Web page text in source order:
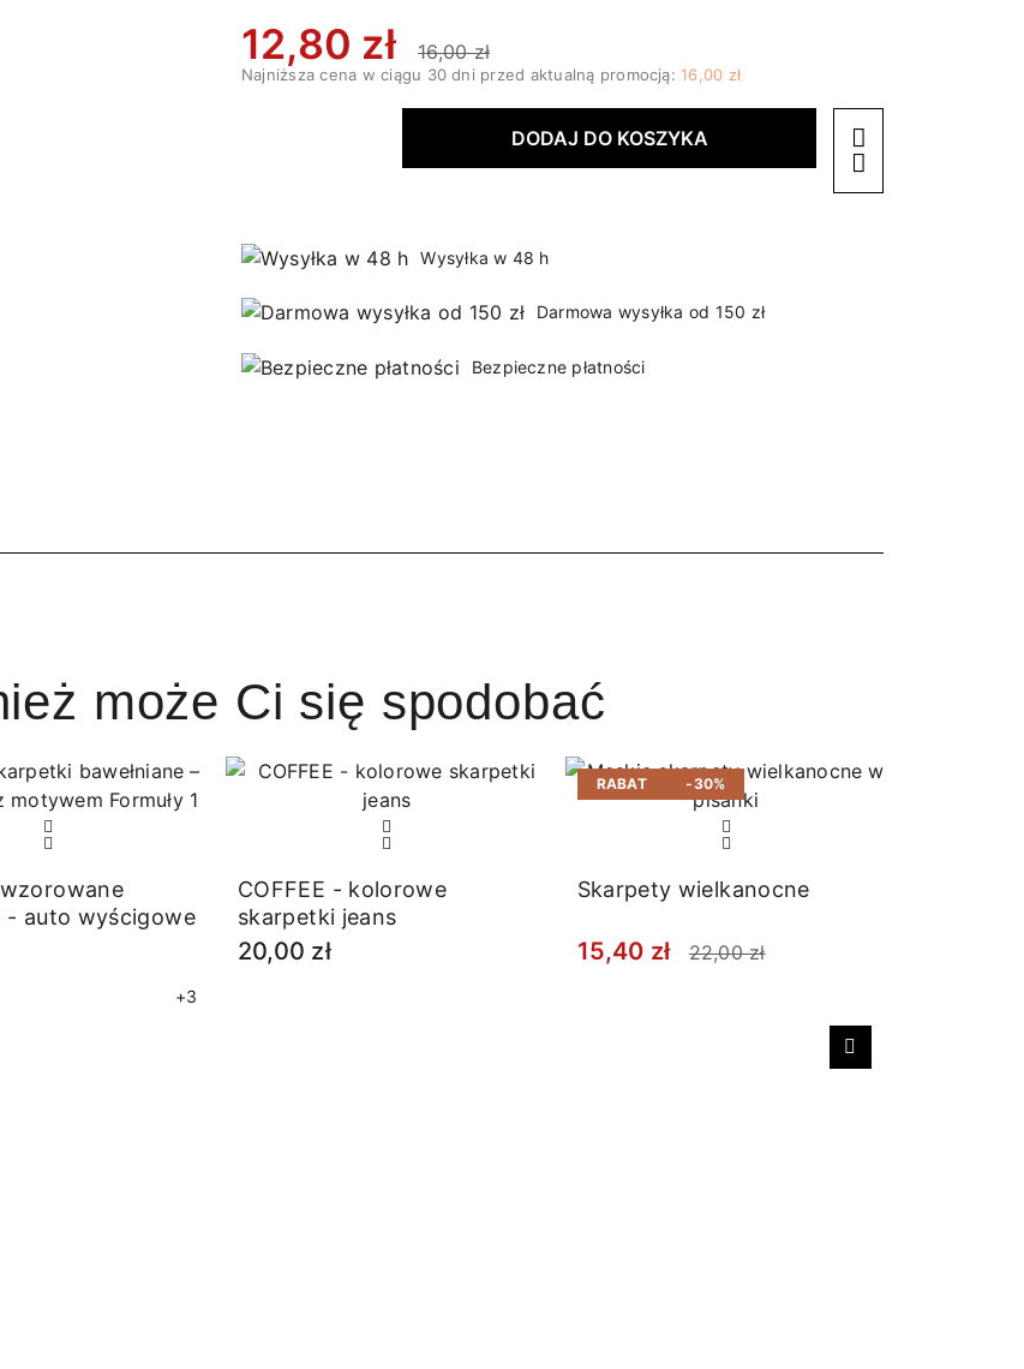
12,80 zł 16,00 zł
Najniższa cena w ciągu 30 dni przed aktualną promocją:16,00 zł
DODAJ DO KOSZYKA
Wysyłka w 48 h
Darmowa wysyłka od 150 zł
Bezpieczne płatności
może Ci się spodobać
- auto wyścigowe
+3
COFFEE - kolorowe
skarpetki jeans
20,00 zł
RABAT -30%
Skarpety wielkanocne
15,40 zł 22,00 zł
Następny